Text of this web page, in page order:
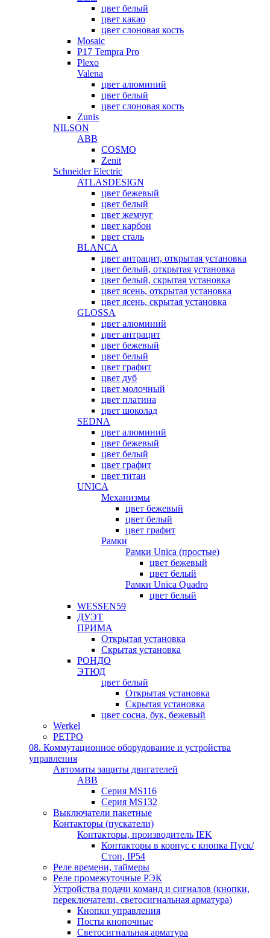
цвет белый
цвет какао
цвет слоновая кость
Mosaic
P17 Tempra Pro
Plexo
Valena
цвет алюминий
цвет белый
цвет слоновая кость
Zunis
NILSON
ABB
COSMO
Zenit
Schneider Electric
ATLASDESIGN
цвет бежевый
цвет белый
цвет жемчуг
цвет карбон
цвет сталь
BLANCA
цвет антрацит, открытая установка
цвет белый, открытая установка
цвет белый, скрытая установка
цвет ясень, открытая установка
цвет ясень, скрытая установка
GLOSSA
цвет алюминий
цвет антрацит
цвет бежевый
цвет белый
цвет графит
цвет дуб
цвет молочный
цвет платина
цвет шоколад
SEDNA
цвет алюминий
цвет бежевый
цвет белый
цвет графит
цвет титан
UNICA
Механизмы
цвет бежевый
цвет белый
цвет графит
Рамки
Рамки Unica (простые)
цвет бежевый
цвет белый
Рамки Unica Quadro
цвет белый
WESSEN59
ДУЭТ
ПРИМА
Открытая установка
Скрытая установка
РОНДО
ЭТЮД
цвет белый
Открытая установка
Скрытая установка
цвет сосна, бук, бежевый
Werkel
РЕТРО
08. Коммутационное оборудование и устройства
управления
Автоматы защиты двигателей
ABB
Серия MS116
Серия MS132
Выключатели пакетные
Контакторы (пускатели)
Контакторы, производитель IEK
Контакторы в корпус с кнопка Пуск/
Стоп, IP54
Реле времени, таймеры
Реле промежуточные РЭК
Устройства подачи команд и сигналов (кнопки,
переключатели, светосигнальная арматура)
Кнопки управления
Посты кнопочные
Светосигнальная арматура